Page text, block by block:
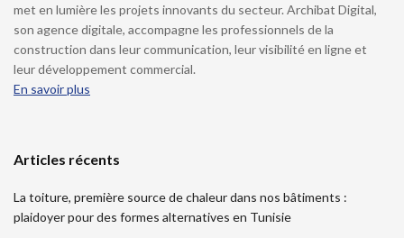
met en lumière les projets innovants du secteur. Archibat Digital,
son agence digitale, accompagne les professionnels de la
construction dans leur communication, leur visibilité en ligne et
leur développement commercial.
En savoir plus
Articles récents
La toiture, première source de chaleur dans nos bâtiments :
plaidoyer pour des formes alternatives en Tunisie